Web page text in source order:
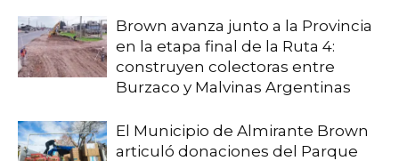
Brown avanza junto a la Provincia
en la etapa final de la Ruta 4:
construyen colectoras entre
Burzaco y Malvinas Argentinas
El Municipio de Almirante Brown
articuló donaciones del Parque